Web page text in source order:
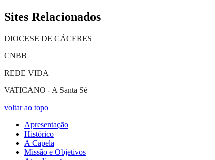
Sites Relacionados
DIOCESE DE CÁCERES
CNBB
REDE VIDA
VATICANO - A Santa Sé
voltar ao topo
Apresentação
Histórico
A Capela
Missão e Objetivos